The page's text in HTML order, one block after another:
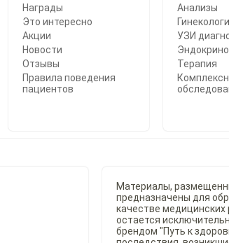
Награды
Это интересно
Акции
Новости
Отзывы
Правила поведения
пациентов
Анализы
УЗИ
Терапия
Материалы,
предназначены для
качестве
остается
брендом "Путь к